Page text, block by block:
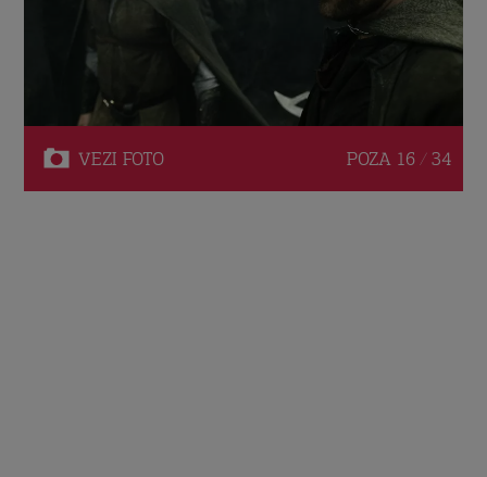
VEZI FOTO POZA 16 / 34